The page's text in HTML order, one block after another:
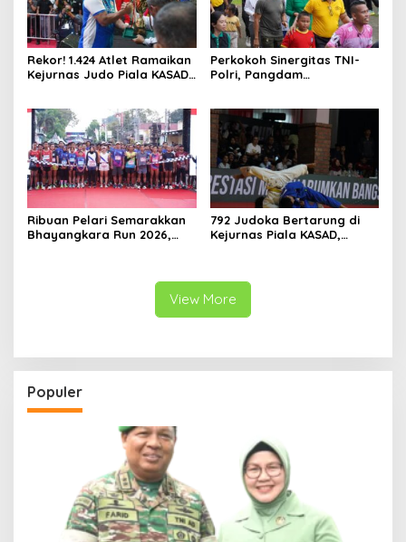
Rekor! 1.424 Atlet Ramaikan
Kejurnas Judo Piala KASAD
Perkokoh Sinergitas TNI-
Polri, Pangdam
Bhayangkara ke-80 di
Papua Barat
Ribuan Pelari Semarakkan
Bhayangkara Run 2026,
792 Judoka Bertarung di
Kejurnas Piala KASAD,
View More
Populer